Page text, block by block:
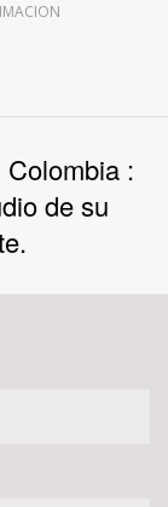
:
de su